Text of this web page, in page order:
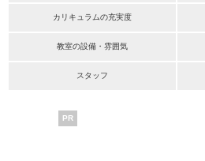
カリキュラムの充実度
教室の設備・雰囲気
スタッフ
PR